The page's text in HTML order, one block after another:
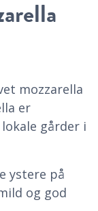
mozzarella
er
gårder i
ystere på
og god